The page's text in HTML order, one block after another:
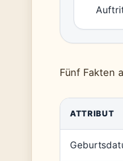
Fünf Fakten
ATTRIBUT